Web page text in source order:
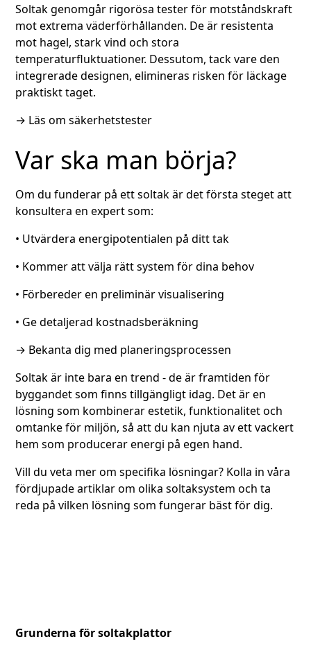
Grunderna för soltakplattor
Soltak genomgår rigorösa tester för motståndskraft
mot extrema väderförhållanden. De är resistenta
mot hagel, stark vind och stora
temperaturfluktuationer. Dessutom, tack vare den
integrerade designen, elimineras risken för läckage
praktiskt taget.
→ Läs om säkerhetstester
Var ska man börja?
Om du funderar på ett soltak är det första steget att
konsultera en expert som:
• Utvärdera energipotentialen på ditt tak
• Kommer att välja rätt system för dina behov
• Förbereder en preliminär visualisering
• Ge detaljerad kostnadsberäkning
→ Bekanta dig med planeringsprocessen
Soltak är inte bara en trend - de är framtiden för
byggandet som finns tillgängligt idag. Det är en
lösning som kombinerar estetik, funktionalitet och
omtanke för miljön, så att du kan njuta av ett vackert
hem som producerar energi på egen hand.
Vill du veta mer om specifika lösningar? Kolla in våra
fördjupade artiklar om olika soltaksystem och ta
reda på vilken lösning som fungerar bäst för dig.